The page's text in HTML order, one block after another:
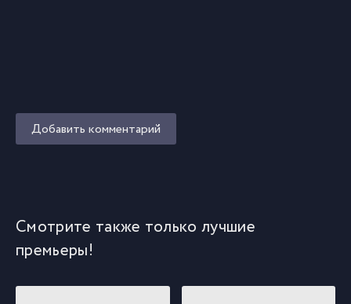
Добавить комментарий
Смотрите также только лучшие
премьеры!